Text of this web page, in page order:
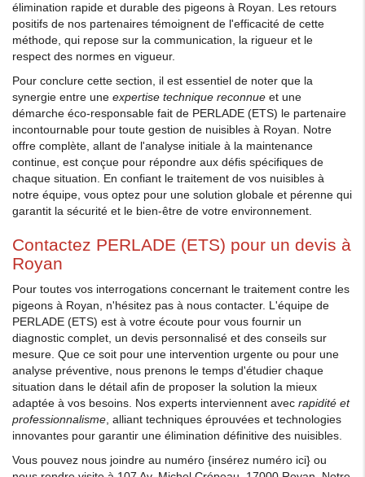
élimination rapide et durable des pigeons à Royan. Les retours
positifs de nos partenaires témoignent de l'efficacité de cette
méthode, qui repose sur la communication, la rigueur et le
respect des normes en vigueur.
Pour conclure cette section, il est essentiel de noter que la
synergie entre une expertise technique reconnue et une
démarche éco-responsable fait de PERLADE (ETS) le partenaire
incontournable pour toute gestion de nuisibles à Royan. Notre
offre complète, allant de l'analyse initiale à la maintenance
continue, est conçue pour répondre aux défis spécifiques de
chaque situation. En confiant le traitement de vos nuisibles à
notre équipe, vous optez pour une solution globale et pérenne qui
garantit la sécurité et le bien-être de votre environnement.
Contactez PERLADE (ETS) pour un devis à
Royan
Pour toutes vos interrogations concernant le traitement contre les
pigeons à Royan, n'hésitez pas à nous contacter. L'équipe de
PERLADE (ETS) est à votre écoute pour vous fournir un
diagnostic complet, un devis personnalisé et des conseils sur
mesure. Que ce soit pour une intervention urgente ou pour une
analyse préventive, nous prenons le temps d'étudier chaque
situation dans le détail afin de proposer la solution la mieux
adaptée à vos besoins. Nos experts interviennent avec rapidité et
professionnalisme, alliant techniques éprouvées et technologies
innovantes pour garantir une élimination définitive des nuisibles.
Vous pouvez nous joindre au numéro {insérez numéro ici} ou